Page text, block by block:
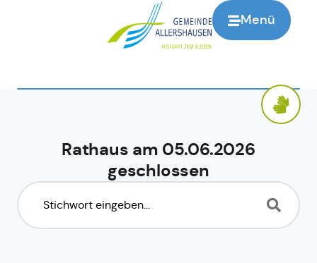
Menü
Rathaus am 05.06.2026
geschlossen